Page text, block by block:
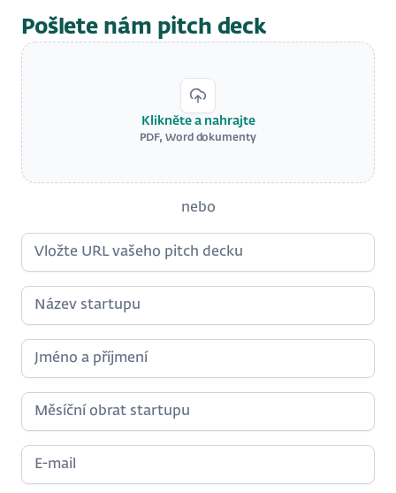
Pošlete nám pitch deck
Klikněte a nahrajte
PDF, Word dokumenty
nebo